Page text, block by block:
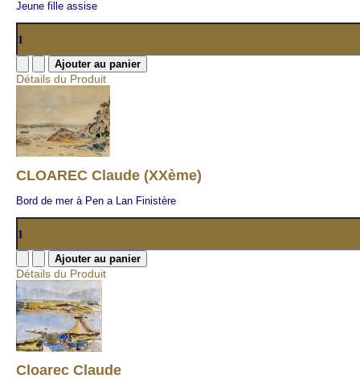
Jeune fille assise
Détails du Produit
CLOAREC Claude (XXème)
Bord de mer à Pen a Lan Finistère
Détails du Produit
Cloarec Claude